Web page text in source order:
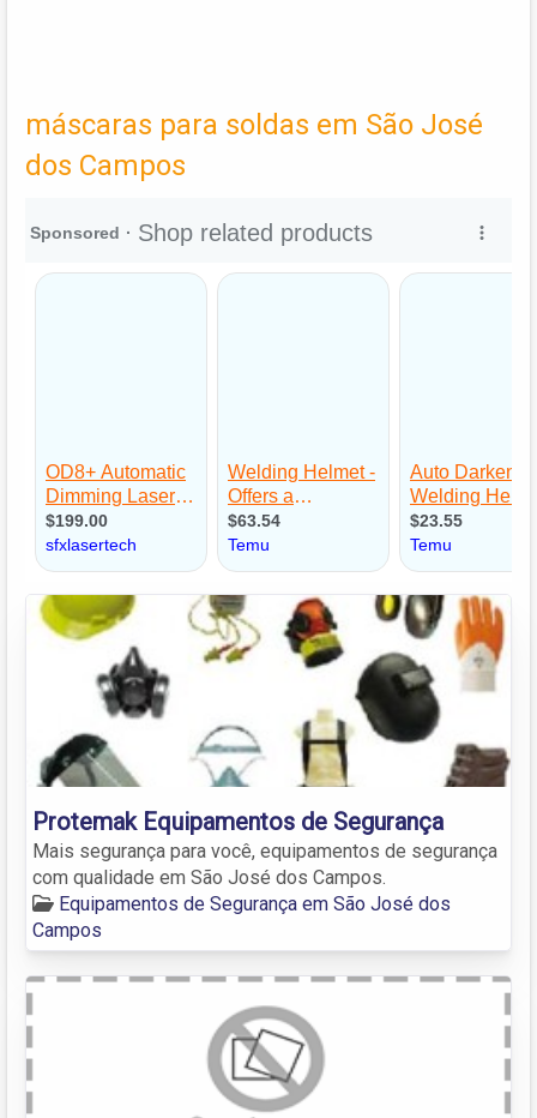
máscaras para soldas em São José
dos Campos
Protemak Equipamentos de Segurança
Mais segurança para você, equipamentos de segurança
com qualidade em São José dos Campos.
Equipamentos de Segurança em São José dos
Campos